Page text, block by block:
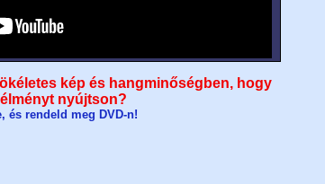
kép és hangminőségben, hogy
nyújtson?
és rendeld meg DVD-n!